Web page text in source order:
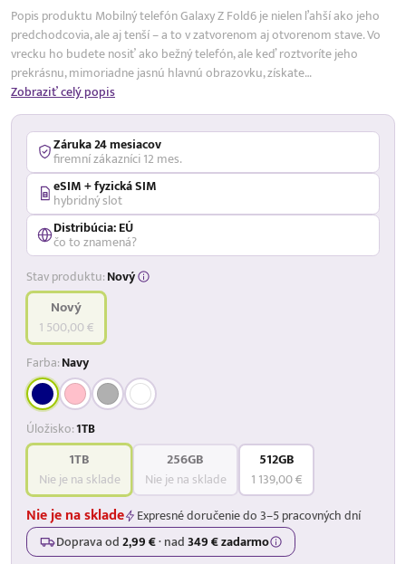
Popis produktu Mobilný telefón Galaxy Z Fold6 je nielen ľahší ako jeho
predchodcovia, ale aj tenší – a to v zatvorenom aj otvorenom stave. Vo
vrecku ho budete nosiť ako bežný telefón, ale keď roztvoríte jeho
prekrásnu, mimoriadne jasnú hlavnú obrazovku, získate…
Zobraziť celý popis
Záruka 24 mesiacov
firemní zákazníci 12 mes.
eSIM + fyzická SIM
hybridný slot
Distribúcia: EÚ
čo to znamená?
Stav produktu:Nový
Nový
1 500,00 €
Farba:Navy
Úložisko:1TB
1TB
Nie je na sklade
256GB
Nie je na sklade
512GB
1 139,00 €
Nie je na sklade
Expresné doručenie do 3–5 pracovných dní
Doprava od2,99 €·nad349 € zadarmo